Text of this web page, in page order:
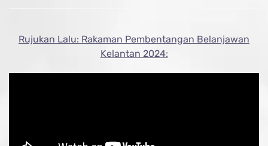
Rujukan Lalu: Rakaman Pembentangan Belanjawan
Kelantan 2024: